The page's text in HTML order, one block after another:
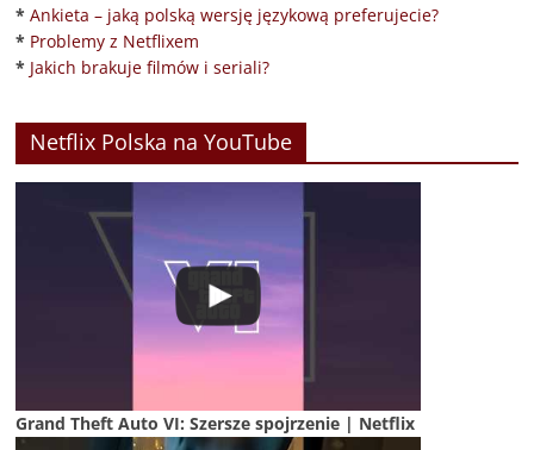
* Ankieta – jaką polską wersję językową preferujecie?
* Problemy z Netflixem
* Jakich brakuje filmów i seriali?
Netflix Polska na YouTube
Grand Theft Auto VI: Szersze spojrzenie | Netflix